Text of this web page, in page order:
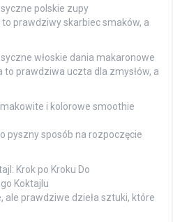
polskie zupy
to prawdziwy skarbiec smaków, a
włoskie dania makaronowe
to prawdziwa uczta dla zmysłów, a
i kolorowe smoothie
pyszny sposób na rozpoczęcie
Krok po Kroku Do
Koktajlu
ale prawdziwe dzieła sztuki, które